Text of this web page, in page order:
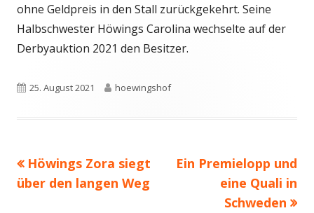
ohne Geldpreis in den Stall zurückgekehrt. Seine
Halbschwester Höwings Carolina wechselte auf der
Derbyauktion 2021 den Besitzer.
Veröffentlicht
25. August 2021 Autor
hoewingshof
Beitragsnavigation
Vorheriger
Beitrag:
Höwings Zora siegt
über den langen Weg
Nächster
Beitrag
Ein Premielopp und
eine Quali in
Schweden